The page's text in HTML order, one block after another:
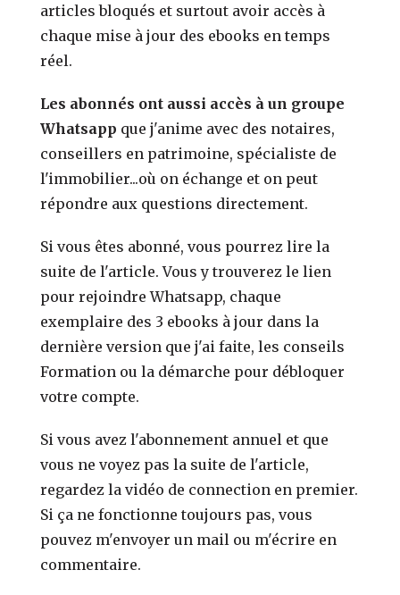
articles bloqués et surtout avoir accès à
chaque mise à jour des ebooks en temps
réel.
Les abonnés ont aussi accès à un groupe
Whatsapp que j'anime avec des notaires,
conseillers en patrimoine, spécialiste de
l'immobilier...où on échange et on peut
répondre aux questions directement.
Si vous êtes abonné, vous pourrez lire la
suite de l'article. Vous y trouverez le lien
pour rejoindre Whatsapp, chaque
exemplaire des 3 ebooks à jour dans la
dernière version que j'ai faite, les conseils
Formation ou la démarche pour débloquer
votre compte.
Si vous avez l'abonnement annuel et que
vous ne voyez pas la suite de l'article,
regardez la vidéo de connection en premier.
Si ça ne fonctionne toujours pas, vous
pouvez m'envoyer un mail ou m'écrire en
commentaire.